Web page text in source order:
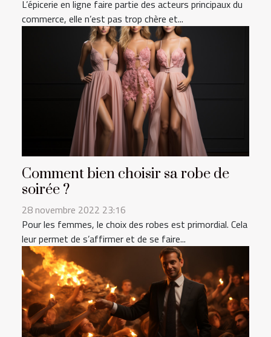
L’épicerie en ligne faire partie des acteurs principaux du
commerce, elle n’est pas trop chère et...
Comment bien choisir sa robe de
soirée ?
28 novembre 2022 23:16
Pour les femmes, le choix des robes est primordial. Cela
leur permet de s’affirmer et de se faire...